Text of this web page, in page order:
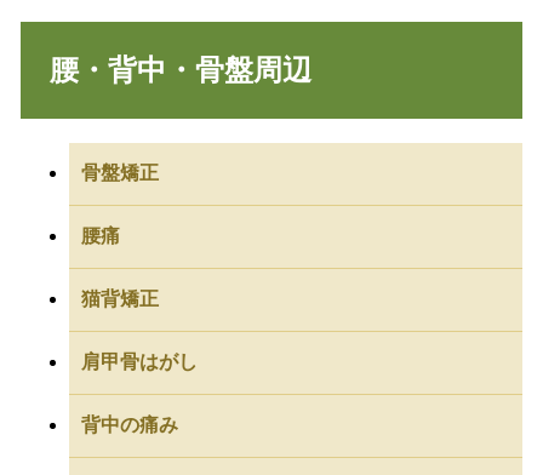
腰・背中・骨盤周辺
骨盤矯正
腰痛
猫背矯正
肩甲骨はがし
背中の痛み